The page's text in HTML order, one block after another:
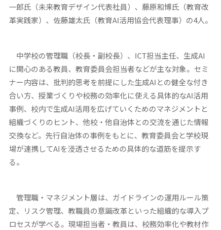
一郎氏（未来教育デザイン代表社員）、藤原和博氏（教育改
革実践家）、佐藤雄太氏（教育AI活用協会代表理事）の4人。
中学校の管理職（校長・副校長）、ICT担当主任、生成AI
に関心のある教員、教育委員会担当者などが主な対象。セミ
ナー内容は、批判的思考を前提にした生成AIとの健全な付き
合い方、授業づくりや校務の効率化に使える具体的なAI活用
事例、校内で生成AI活用を広げていくためのマネジメントと
組織づくりのヒント、他校・他自治体との交流を通じた情報
交換など。先行自治体の事例をもとに、教育委員会と学校現
場が連携してAIを浸透させるための具体的な道筋を提示す
る。
管理職・マネジメント層は、ガイドラインの運用ルール策
定、リスク管理、教職員の意識改革といった組織的な導入プ
ロセスが学べる。現場担当者・教員は、校務効率化や教材作